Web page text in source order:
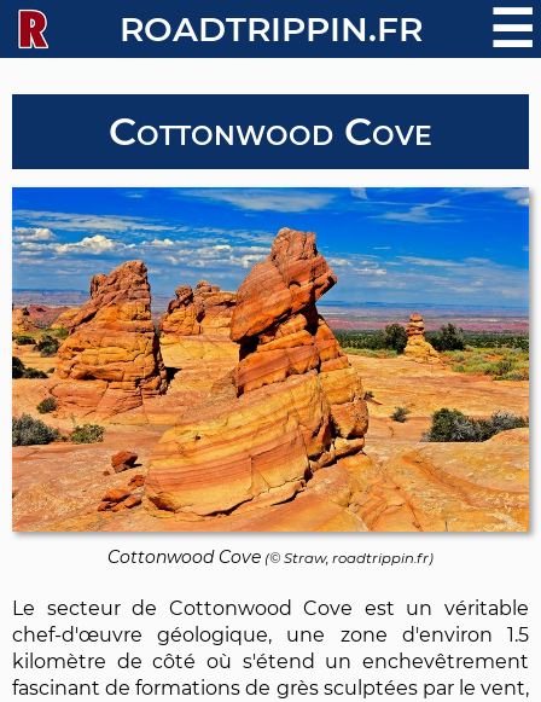
ROADTRIPPIN.FR ☰
Cottonwood Cove
Cottonwood Cove (© Straw, roadtrippin.fr)
Le secteur de Cottonwood Cove est un véritable
chef-d'œuvre géologique, une zone d'environ 1.5
kilomètre de côté où s'étend un enchevêtrement
fascinant de formations de grès sculptées par le vent,